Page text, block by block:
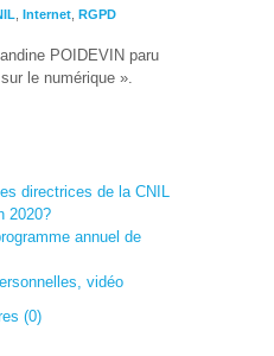
Internet RGPD
POIDEVIN paru
le numérique ».
directrices de la CNIL
2020?
annuel de
vidéo
(0)